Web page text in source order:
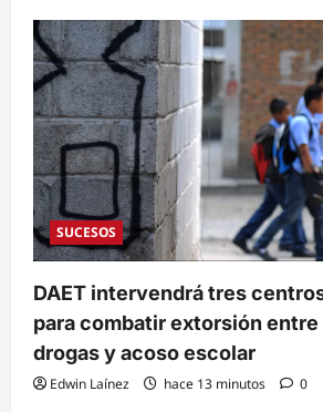
SUCESOS
DAET intervendrá tres
para combatir extorsión entre
drogas y acoso escolar
Edwin Laínez hace 13 minutos 0